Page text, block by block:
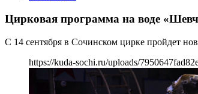
Цирковая программа на воде
С 14 сентября в Сочинском цирке пройдет
https://kuda-sochi.ru/uploads/